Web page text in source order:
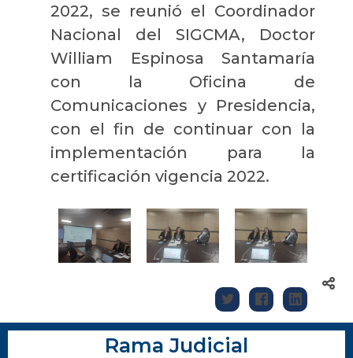
2022, se reunió el Coordinador
Nacional del SIGCMA, Doctor
William Espinosa Santamaría
con la Oficina de
Comunicaciones y Presidencia,
con el fin de continuar con la
implementación para la
certificación vigencia 2022.
Rama Judicial